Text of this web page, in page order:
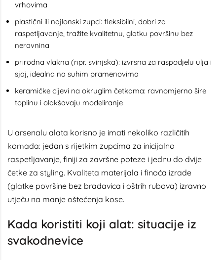
vrhovima
plastični ili najlonski zupci: fleksibilni, dobri za
raspetljavanje, tražite kvalitetnu, glatku površinu bez
neravnina
prirodna vlakna (npr. svinjska): izvrsna za raspodjelu ulja i
sjaj, idealna na suhim pramenovima
keramičke cijevi na okruglim četkama: ravnomjerno šire
toplinu i olakšavaju modeliranje
U arsenalu alata korisno je imati nekoliko različitih
komada: jedan s rijetkim zupcima za inicijalno
raspetljavanje, finiji za završne poteze i jednu do dvije
četke za styling. Kvaliteta materijala i finoća izrade
(glatke površine bez bradavica i oštrih rubova) izravno
utječu na manje oštećenja kose.
Kada koristiti koji alat: situacije iz
svakodnevice